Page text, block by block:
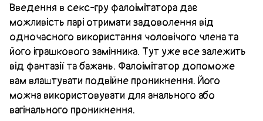
Введення в секс-гру фалоімітатора дає
можливість парі отримати задоволення від
одночасного використання чоловічого члена та
його іграшкового замінника. Тут уже все залежить
від фантазії та бажань. Фалоімітатор допоможе
вам влаштувати подвійне проникнення. Його
можна використовувати для анального або
вагінального проникнення.